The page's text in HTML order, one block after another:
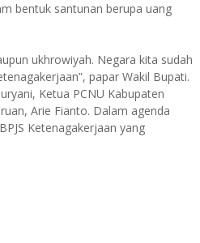
bentuk santunan berupa uang
ukhrowiyah. Negara kita sudah
papar Wakil Bupati.
Ketua PCNU Kabupaten
Arie Fianto. Dalam agenda
Ketenagakerjaan yang